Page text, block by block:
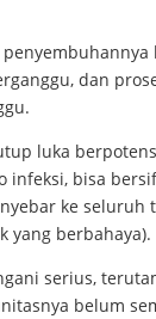
dan
luka
infeksi, bisa
ke seluruh
yang berbahaya).
serius,
belum